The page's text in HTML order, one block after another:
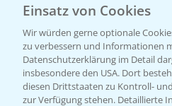
Einsatz von Cookies
Wir würden gerne optionale
zu verbessern und Informationen
Datenschutzerklärung im Detail
insbesondere den USA. Dort
diesen Drittstaaten zu Kontroll-
zur Verfügung stehen. Detaillierte